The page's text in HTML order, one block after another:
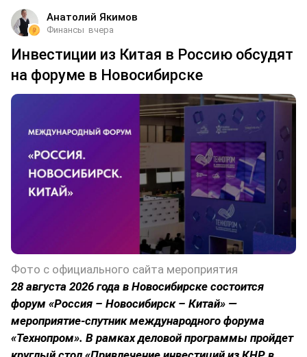
Анатолий Якимов
Финансы вчера
Инвестиции из Китая в Россию обсудят
на форуме в Новосибирске
Фото с официального сайта мероприятия
28 августа 2026 года в Новосибирске состоится
форум «Россия – Новосибирск – Китай» —
мероприятие-спутник международного форума
«Технопром». В рамках деловой программы пройдет